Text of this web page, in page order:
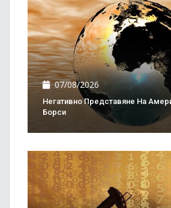
07/08/2026
Негативно Представяне На
Борси